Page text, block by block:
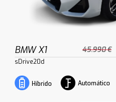
BMW X1 45.990 €
sDrive20d
Híbrido Automático